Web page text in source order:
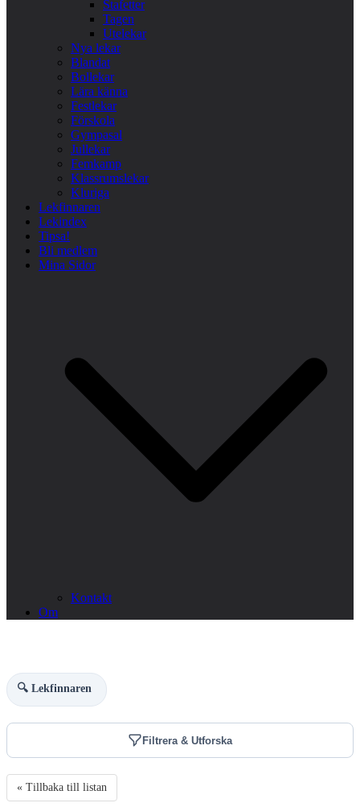
Stafetter
Tagen
Utelekar
Nya lekar
Blandat
Bollekar
Lära känna
Festlekar
Förskola
Gympasal
Jullekar
Femkamp
Klassrumslekar
Kluriga
Lekfinnaren
Lekindex
Tipsa!
Bli medlem
Mina Sidor
Kontakt
Om
🔍 Lekfinnaren
Filtrera & Utforska
« Tillbaka till listan